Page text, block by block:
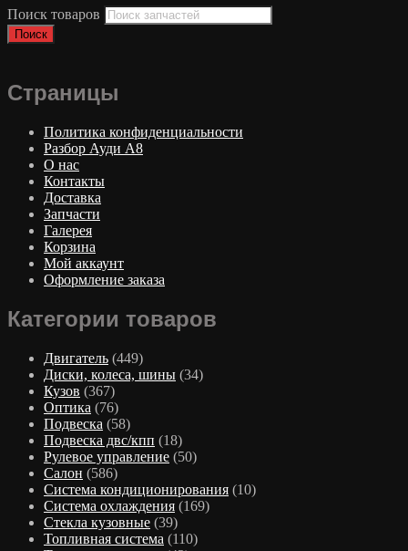
Поиск товаров
Поиск
Страницы
Политика конфиденциальности
Разбор Ауди А8
О нас
Контакты
Доставка
Запчасти
Галерея
Корзина
Мой аккаунт
Оформление заказа
Категории товаров
Двигатель (449)
Диски, колеса, шины (34)
Кузов (367)
Оптика (76)
Подвеска (58)
Подвеска двс/кпп (18)
Рулевое управление (50)
Салон (586)
Система кондиционирования (10)
Система охлаждения (169)
Стекла кузовные (39)
Топливная система (110)